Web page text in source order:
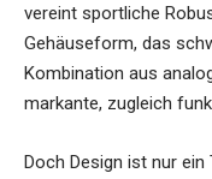
vereint sportliche
Gehäuseform, das
Kombination aus
markante, zugleich
Doch Design ist nur ein